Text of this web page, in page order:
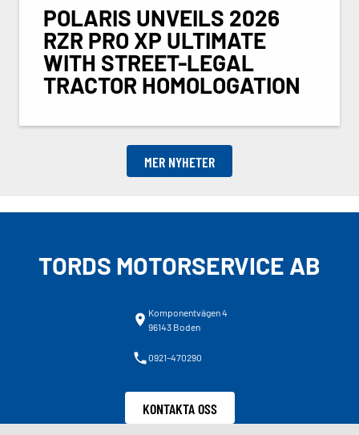
POLARIS UNVEILS 2026
RZR PRO XP ULTIMATE
WITH STREET-LEGAL
TRACTOR HOMOLOGATION
MER NYHETER
TORDS MOTORSERVICE AB
Komponentvägen 4
96143 Boden
0921–470290
KONTAKTA OSS